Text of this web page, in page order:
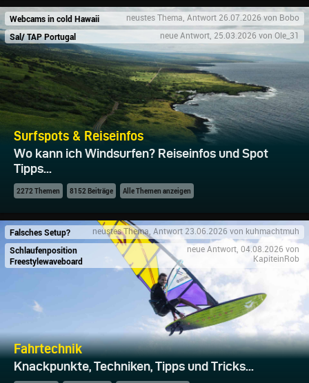
Webcams in cold Hawaii neustes Thema, Antwort 26.07.2026 von Bobo
Sal/ TAP Portugal neue Antwort, 25.03.2026 von Ole_31
Surfspots & Reiseinfos
Wo kann ich Windsurfen? Reiseinfos und Spot
Tipps...
2272 Themen 8152 Beiträge Alle Themen anzeigen
Falsches Setup? neustes Thema, Antwort 23.06.2026 von kuhmachtmuh
Schlaufenposition
Freestylewaveboard
neue Antwort, 04.08.2026 von
KapiteinRob
Fahrtechnik
Knackpunkte, Techniken, Tipps und Tricks...